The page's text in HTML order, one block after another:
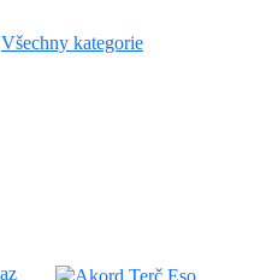
Všechny kategorie